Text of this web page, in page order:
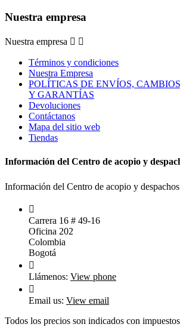
Nuestra empresa
Nuestra empresa  
Términos y condiciones
Nuestra Empresa
POLÍTICAS DE ENVÍOS,
Y GARANTÍAS
Devoluciones
Contáctanos
Mapa del sitio web
Tiendas
Información del Centro de acopio y
Información del Centro de acopio y despachos

Carrera 16 # 49-16
Oficina 202
Colombia
Bogotá

Llámenos: View phone

Email us: View email
Todos los precios son indicados con